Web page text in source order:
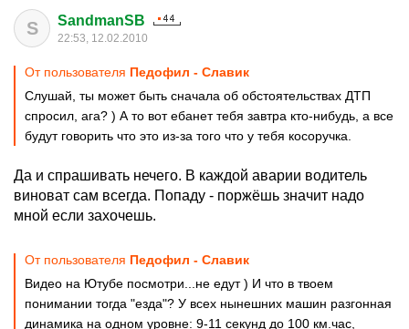
S SandmanSB
22:53, 12.02.2010
От пользователя Педофил - Славик
Слушай, ты может быть сначала об обстоятельствах ДТП
спросил, ага? ) А то вот ебанет тебя завтра кто-нибудь, а все
будут говорить что это из-за того что у тебя косоручка.
Да и спрашивать нечего. В каждой аварии водитель
виноват сам всегда. Попаду - поржёшь значит надо
мной если захочешь.
От пользователя Педофил - Славик
Видео на Ютубе посмотри...не едут ) И что в твоем
понимании тогда "езда"? У всех нынешних машин разгонная
динамика на одном уровне: 9-11 секунд до 100 км.час,